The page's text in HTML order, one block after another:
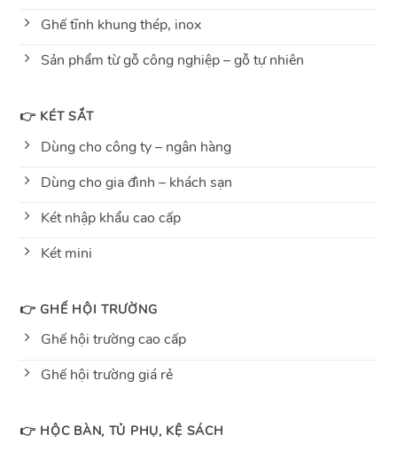
Ghế tĩnh khung thép, inox
Sản phẩm từ gỗ công nghiệp – gỗ tự nhiên
👉 KÉT SẮT
Dùng cho công ty – ngân hàng
Dùng cho gia đình – khách sạn
Két nhập khẩu cao cấp
Két mini
👉 GHẾ HỘI TRƯỜNG
Ghế hội trường cao cấp
Ghế hội trường giá rẻ
👉 HỘC BÀN, TỦ PHỤ, KỆ SÁCH